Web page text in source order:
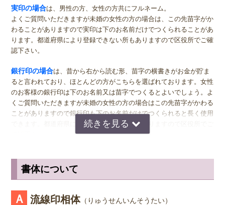
実印の男性用は、堂々とした大きいサイズの直径16.5ミリまたは18.0
ミリがおすすめです。女性用の実印でフルネームの場合は、15.0ミ
リ。女性用の実印で名のみの場合は、13.5ミリがおすすめです。女性
の方でご結婚されている場合は、ご主人様より小さいものをお選びに
なるのが一般的ですが、同じ大きさの実印でも問題ございません。女
女関係なく大きいものをおすすめします。代表者としての実印をお作
り下さい。印材によっては、21.0ミリもご用意しています。ご入用の
際は、各商品ページにてご確認ください。
銀行印の男性用は、16.5ミリがおすすめです。女性用は、13.5ミリ
小さ目の10.5ミリが無難かもしれません。女性用は、10.5ミリがおす
すめです。
※実印・銀行印・認印の表記は、当店で分類上分けさせて頂いており
実印の場合は、男性の方、女性の方共にフルネーム。
よくご質問いただきますが未婚の女性の方の場合は、この先苗字がか
わることがありますので実印は下のお名前だけでつくられることがあ
ります。都道府県により登録できない所もありますので区役所でご確
認下さい。
銀行印の場合は、昔から右から読む形、苗字の横書きがお金が貯ま
ると言われており、ほとんどの方がこちらを選ばれております。女性
のお客様の銀行印は下のお名前又は苗字でつくるとよいでしょう。よ
くご質問いただきますが未婚の女性の方の場合はこの先苗字がかわる
ことがありますので銀行印も下のお名前だけでつくられると長く使用
できます。都道府県により登録できない所もありますので区役所でご
が書いてあるのか読めるほうがいいかと思いますので当店では風格を
出すならテンショ体、味わい深いものなら読みやすい印相体をオスス
書体について
Ａ 流線印相体（りゅうせんいんそうたい）